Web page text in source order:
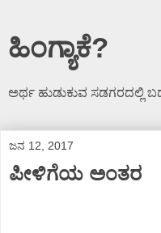
ಹಿಂಗ್ಯಾಕೆ?
ಅರ್ಥ ಹುಡುಕುವ ಸಡಗರದಲ್ಲಿ
ಜನ 12, 2017
ಪೀಳಿಗೆಯ ಅಂತರ